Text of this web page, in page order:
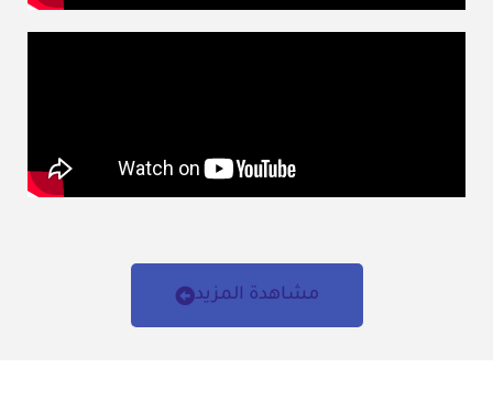
مشاهدة المزيد